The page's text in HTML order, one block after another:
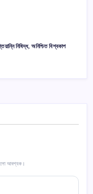
নিষিদ্ধ, অনিশ্চিত বিশ্বকাপ
আবশ্যক।